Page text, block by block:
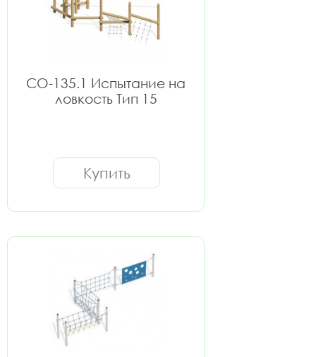
СО-135.1 Испытание на
ловкость Тип 15
Купить